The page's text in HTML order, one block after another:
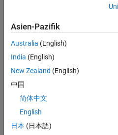
noch
keine
offenen
Stellen
können,
die
Ihren
entsprechen,
Asien-Pazifik
Australia (English)
India (English)
New Zealand (English)
中国
简体中文
English
日本 (日本語)